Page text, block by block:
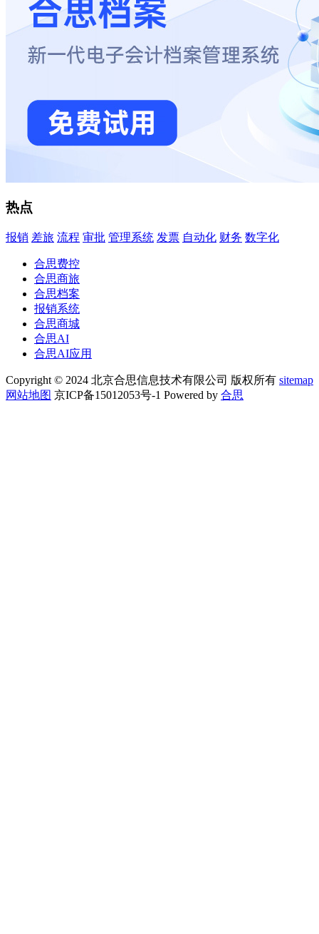
热点
报销 差旅 流程 审批 管理系统 发票 自动化 财务 数字化
合思费控
合思商旅
合思档案
报销系统
合思商城
合思AI
合思AI应用
Copyright © 2024 北京合思信息技术有限公司 版权所有 sitemap
网站地图 京ICP备15012053号-1 Powered by 合思